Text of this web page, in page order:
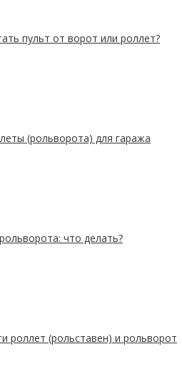
пульт от ворот или роллет?
(рольворота) для гаража
что делать?
роллет (рольставен) и рольворот